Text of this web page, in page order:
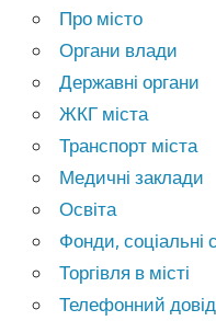
Про місто
Органи влади
Державні органи
ЖКГ міста
Транспорт міста
Медичні заклади
Освіта
Фонди, соціальні
Торгівля в місті
Телефонний